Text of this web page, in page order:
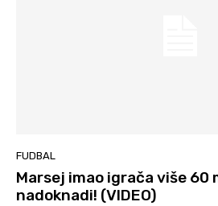
FUDBAL
Marsej imao igrača više 60
nadoknadi! (VIDEO)